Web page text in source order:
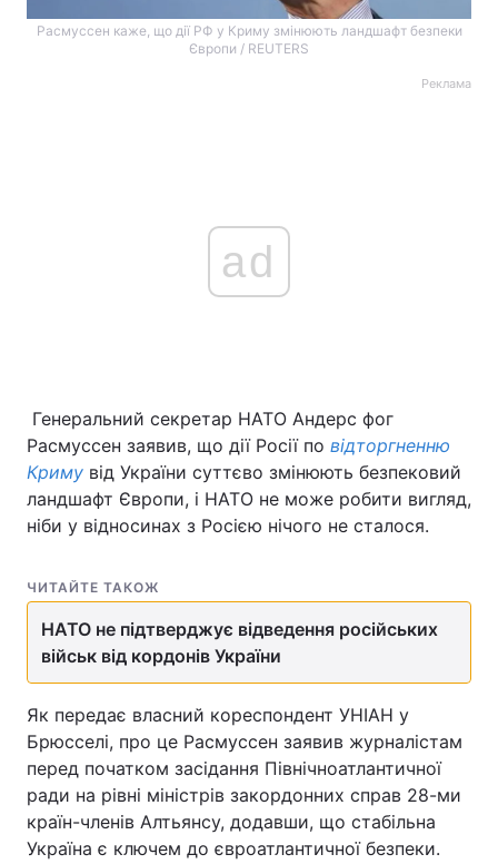
Расмуссен каже, що дії РФ у Криму змінюють ландшафт безпеки
Європи / REUTERS
Реклама
ad
Генеральний секретар НАТО Андерс фог
Расмуссен заявив, що дії Росії по відторгненню
Криму від України суттєво змінюють безпековий
ландшафт Європи, і НАТО не може робити вигляд,
ніби у відносинах з Росією нічого не сталося.
ЧИТАЙТЕ ТАКОЖ
НАТО не підтверджує відведення російських
військ від кордонів України
Як передає власний кореспондент УНІАН у
Брюсселі, про це Расмуссен заявив журналістам
перед початком засідання Північноатлантичної
ради на рівні міністрів закордонних справ 28-ми
країн-членів Алтьянсу, додавши, що стабільна
Україна є ключем до євроатлантичної безпеки.